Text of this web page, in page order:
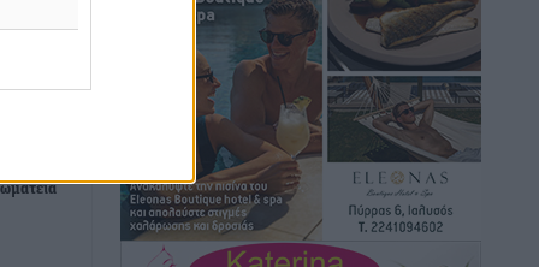
Τοπικές Ειδήσεις πριν 6 ώρες
Τα φοιτητικά ενοίκια «τινάζουν στον
αέρα» τους οικογενειακούς
προϋπολογισμούς
πριν 6 ώρες
Δύο νέοι ξενώνες παραδόθηκαν στις
Ένοπλες Δυνάμεις στη νήσο Ρω